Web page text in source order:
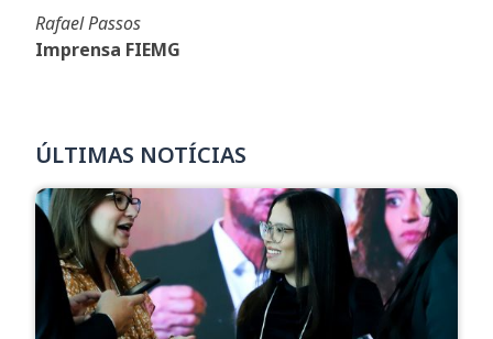
Rafael Passos
Imprensa FIEMG
ÚLTIMAS NOTÍCIAS